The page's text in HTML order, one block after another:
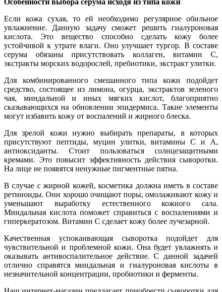
Если кожа сухая, то ей необходимо регулярное обильное
увлажнение. Данную задачу сможет решить гиалуроновая
кислота. Это вещество способно сделать кожу более
устойчивой к утрате влаги. Оно улучшает тургор. В составе
серума обязаны присутствовать коллаген, витамин С,
экстракты морских водорослей, пребиотики, экстракт улитки.
Для комбинированного смешанного типа кожи подойдет
средство, состоящее из лимона, огурца, экстрактов зеленого
чая, миндальной и иных мягких кислот, благоприятно
сказывающихся на обновлении эпидермиса. Такие элементы
могут избавить кожу от воспалений и жирного блеска.
Для зрелой кожи нужно выбирать препараты, в которых
присутствуют пептиды, муцин улитки, витамины С и А,
антиоксиданты. Стоит пользоваться солнцезащитными
кремами. Это повысит эффективность действия сыворотки.
На лице не появятся ненужные пигментные пятна.
В случае с жирной кожей, косметика должна иметь в составе
ретиноиды. Они хорошо очищают поры, омолаживают кожу и
уменьшают выработку естественного кожного сала.
Миндальная кислота поможет справиться с воспалениями и
гиперкератозом. Витамин С сделает кожу более лучезарной.
Качественная успокаивающая сыворотка подойдет для
чувствительной и проблемной кожи. Она будет увлажнять и
оказывать антивоспалительное действие. С данной задачей
отлично справятся миндальная и гиалуроновая кислоты в
незначительной концентрации, пробиотики и ферменты.